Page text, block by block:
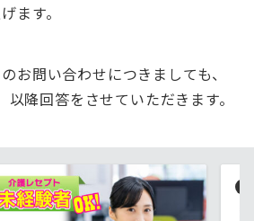
ます。
お問い合わせにつきましても、
以降回答をさせていただきます。